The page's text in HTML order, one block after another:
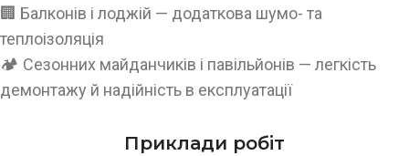
🏢 Балконів і лоджій — додаткова шумо- та
теплоізоляція
🏕 Сезонних майданчиків і павільйонів — легкість
демонтажу й надійність в експлуатації
Приклади робіт